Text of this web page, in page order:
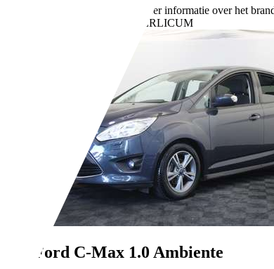
Meer informatie over het
NL-5258 BL BERLICUM
Ford C-Max 1.0 Ambiente